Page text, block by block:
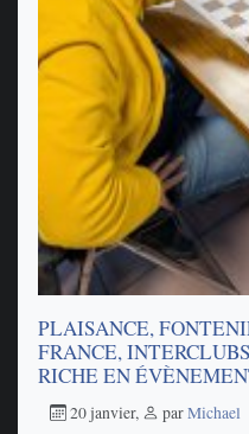
PLAISANCE,
FRANCE,
RICHE EN
20 janvier, parMichael